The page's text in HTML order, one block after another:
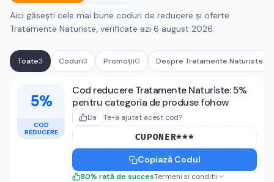
Aici găsești cele mai bune coduri de reducere și oferte
Tratamente Naturiste, verificate azi 6 august 2026.
Toate3 Coduri3 Promoții0 Despre Tratamente Naturiste
Cupoane activeTratamente
5%
COD
REDUCERE
Cod reducere Tratamente Naturiste: 5%
pentru categoria de produse fohow
Da Te-a ajutat acest cod?
CUPONER***
Copiază Codul
80% rată de succesTermeni si conditii